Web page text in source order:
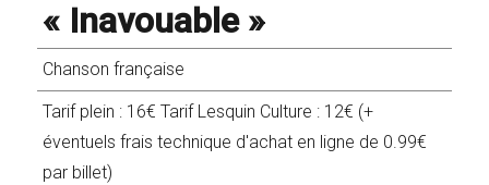
« Inavouable »
Chanson française
Tarif plein : 16€ Tarif Lesquin Culture : 12€ (+
éventuels frais technique d'achat en ligne de 0.99€
par billet)